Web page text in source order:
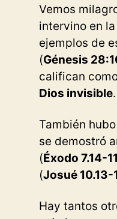
Vemos
intervino en
ejemplos de
(Génesis
califican
Dios invisible.
También
se demostró
(Éxodo 7.14-
(Josué 10.13-
Hay tantos